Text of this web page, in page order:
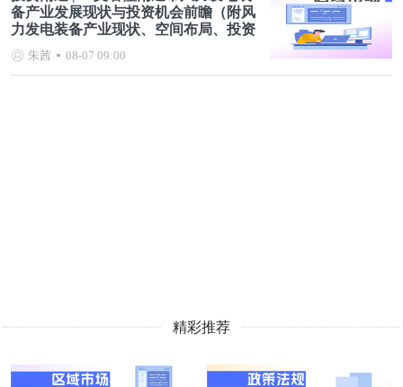
备产业发展现状与投资机会前瞻（附风
力发电装备产业现状、空间布局、投资
机会分析等）
朱茜 08-07 09:00
精彩推荐